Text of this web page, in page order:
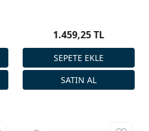
1.459,25 TL